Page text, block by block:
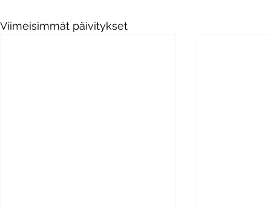
Viimeisimmät päivitykset